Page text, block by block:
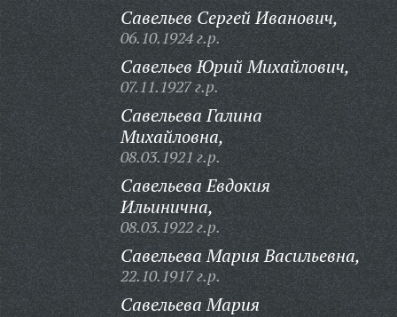
Савельев Сергей Иванович,
06.10.1924 г.р.
Савельев Юрий Михайлович,
07.11.1927 г.р.
Савельева Галина
Михайловна,
08.03.1921 г.р.
Савельева Евдокия
Ильинична,
08.03.1922 г.р.
Савельева Мария Васильевна,
22.10.1917 г.р.
Савельева Мария